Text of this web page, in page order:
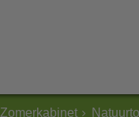
Zomerkabinet